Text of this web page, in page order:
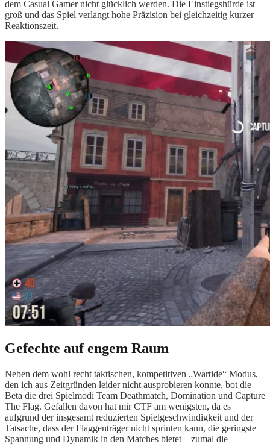
dem Casual Gamer nicht glücklich werden. Die Einstiegshürde ist
groß und das Spiel verlangt hohe Präzision bei gleichzeitig kurzer
Reaktionszeit.
Gefechte auf engem Raum
Neben dem wohl recht taktischen, kompetitiven „Wartide“ Modus,
den ich aus Zeitgründen leider nicht ausprobieren konnte, bot die
Beta die drei Spielmodi Team Deathmatch, Domination und Capture
The Flag. Gefallen davon hat mir CTF am wenigsten, da es
aufgrund der insgesamt reduzierten Spielgeschwindigkeit und der
Tatsache, dass der Flaggenträger nicht sprinten kann, die geringste
Spannung und Dynamik in den Matches bietet – zumal die